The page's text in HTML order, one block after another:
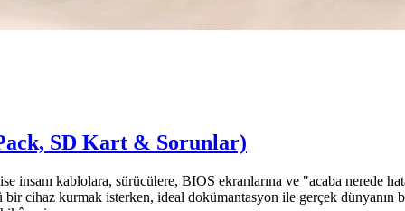
SD Kart & Sorunlar)
insanı kablolara, sürücülere, BIOS ekranlarına ve "acaba nerede
cihaz kurmak isterken, ideal dokümantasyon ile gerçek dünyanın